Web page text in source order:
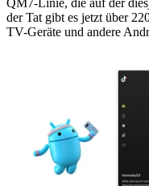
der Tat gibt es jetzt über
TV-Geräte und andere